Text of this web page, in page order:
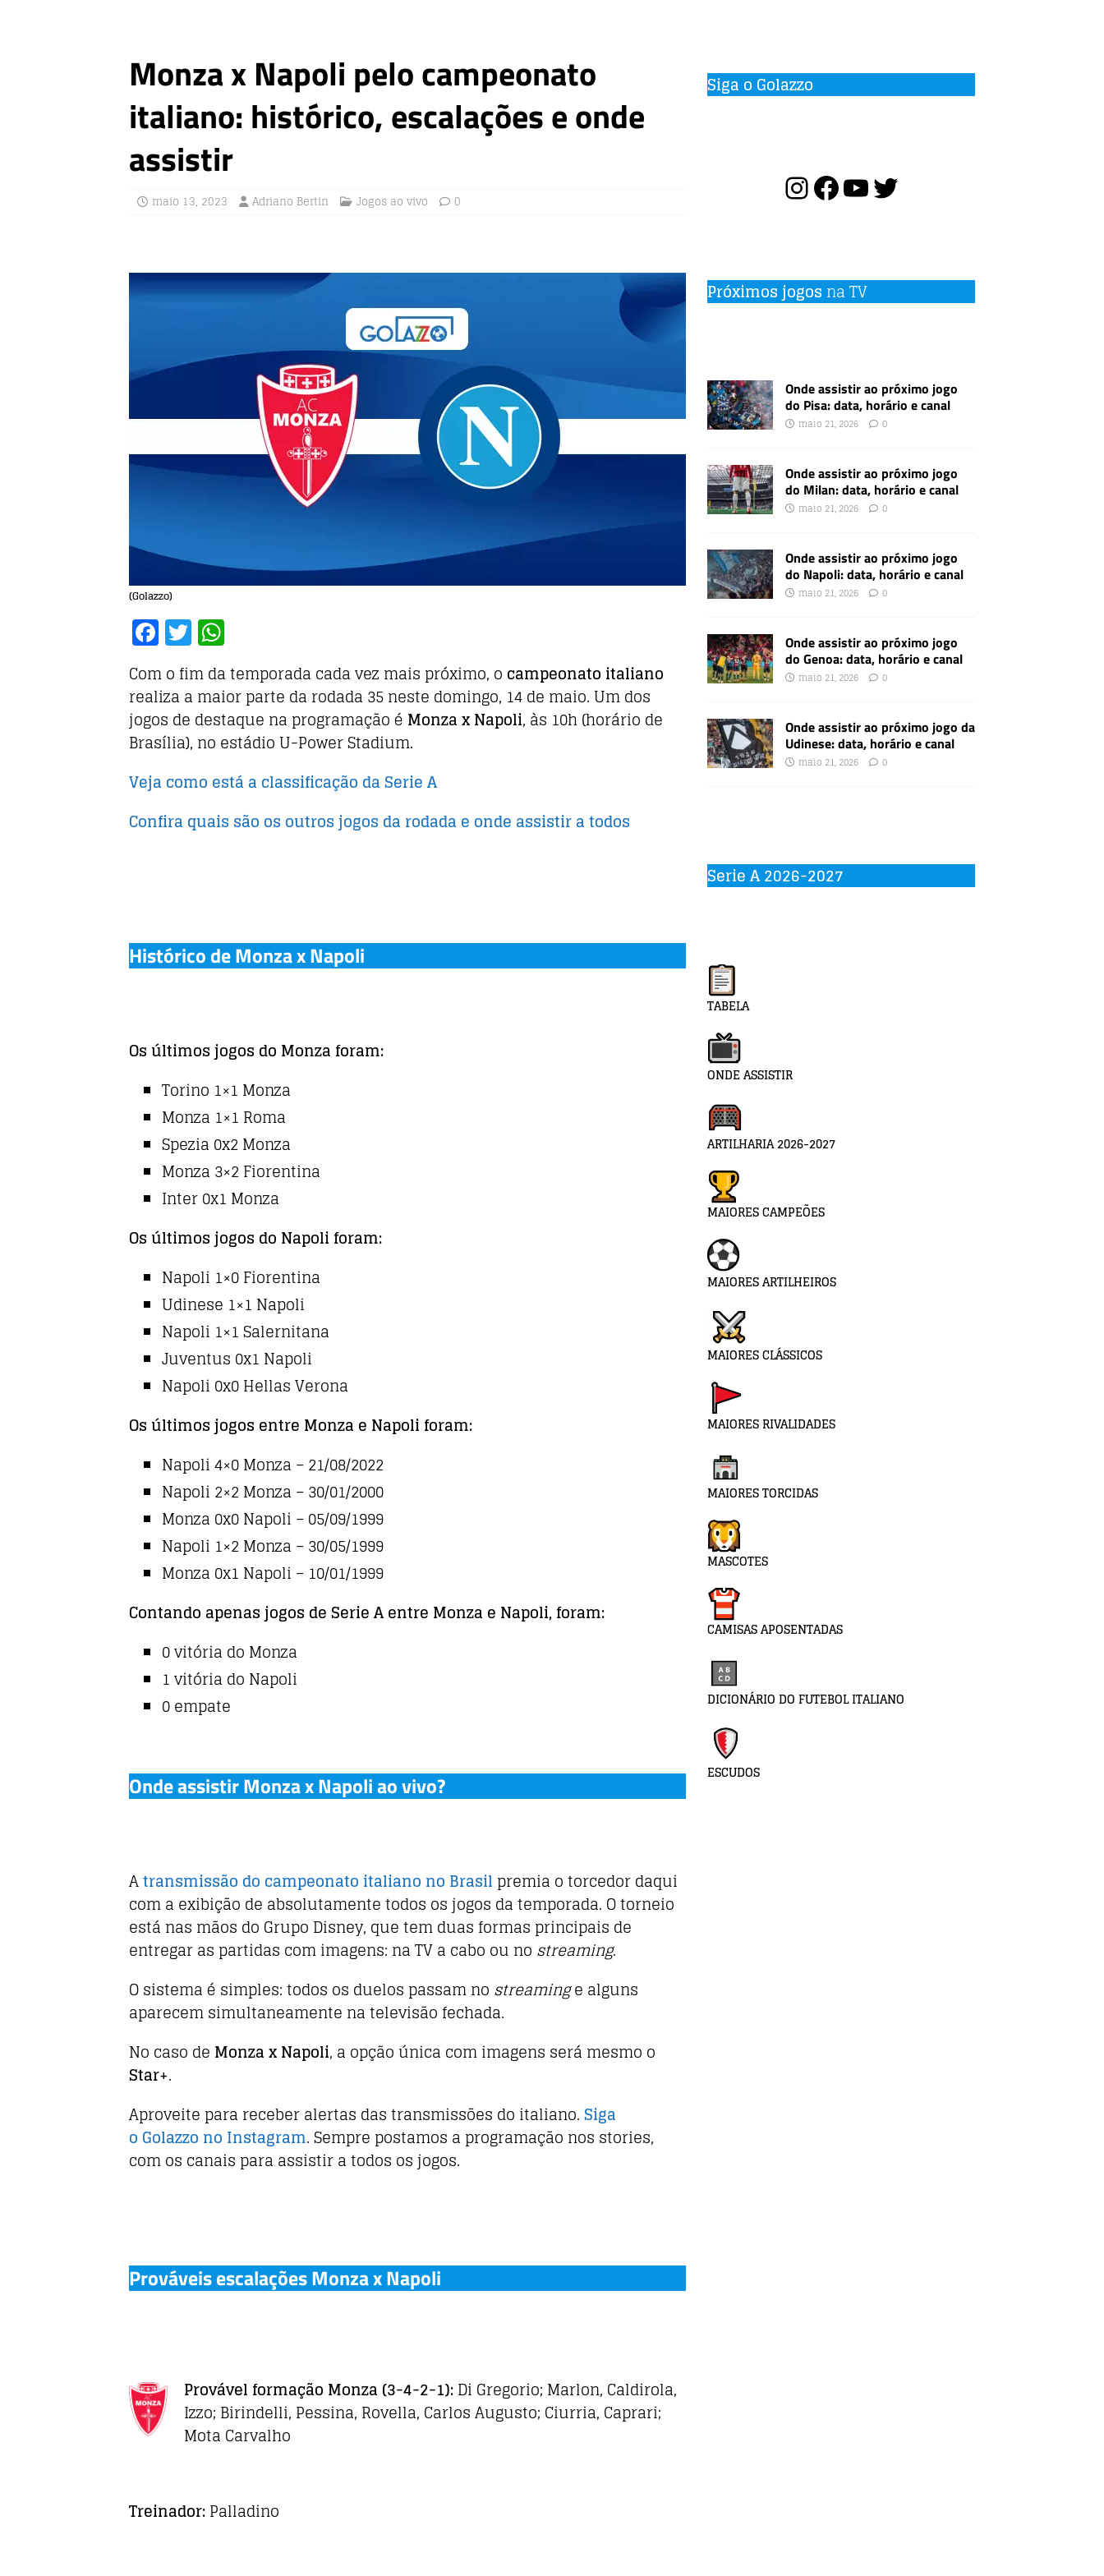
Monza x Napoli pelo campeonato
italiano: histórico, escalações e onde
assistir
maio 13, 2023 Adriano Bertin Jogos ao vivo 0
(Golazzo)
F
a
c
e
b
o
o
k
T
w
it
te
r
h
at
s
A
p
p
Com o fim da temporada cada vez mais próximo, o campeonato italiano
realiza a maior parte da rodada 35 neste domingo, 14 de maio. Um dos
jogos de destaque na programação é Monza x Napoli, às 10h (horário de
Brasília), no estádio U-Power Stadium.
Veja como está a classificação da Serie A
Confira quais são os outros jogos da rodada e onde assistir a todos
Histórico de Monza x Napoli
Os últimos jogos do Monza foram:
Torino 1×1 Monza
Monza 1×1 Roma
Spezia 0x2 Monza
Monza 3×2 Fiorentina
Inter 0x1 Monza
Os últimos jogos do Napoli foram:
Napoli 1×0 Fiorentina
Udinese 1×1 Napoli
Napoli 1×1 Salernitana
Juventus 0x1 Napoli
Napoli 0x0 Hellas Verona
Os últimos jogos entre Monza e Napoli foram:
Napoli 4×0 Monza – 21/08/2022
Napoli 2×2 Monza – 30/01/2000
Monza 0x0 Napoli – 05/09/1999
Napoli 1×2 Monza – 30/05/1999
Monza 0x1 Napoli – 10/01/1999
Contando apenas jogos de Serie A entre Monza e Napoli, foram:
0 vitória do Monza
1 vitória do Napoli
0 empate
Onde assistir Monza x Napoli ao vivo?
Atransmissão do campeonato italiano no Brasil premia o torcedor daqui
com a exibição de absolutamente todos os jogos da temporada. O torneio
está nas mãos do Grupo Disney, que tem duas formas principais de
entregar as partidas com imagens: na TV a cabo ou no streaming.
O sistema é simples: todos os duelos passam no streaminge alguns
aparecem simultaneamente na televisão fechada.
No caso de Monza x Napoli, a opção única com imagens será mesmo o
Star+.
Aproveite para receber alertas das transmissões do italiano.Siga
o Golazzo no Instagram. Sempre postamos a programação nos stories,
com os canais para assistir a todos os jogos.
Prováveis escalações Monza x Napoli
Provável formação Monza (3-4-2-1):Di Gregorio; Marlon, Caldirola,
Izzo; Birindelli, Pessina, Rovella, Carlos Augusto; Ciurria, Caprari;
Mota Carvalho
Treinador:Palladino
Siga o Golazzo
Próximos jogos na TV
Onde assistir ao próximo jogo
do Pisa: data, horário e canal
maio 21, 2026 0
Onde assistir ao próximo jogo
do Milan: data, horário e canal
maio 21, 2026 0
Onde assistir ao próximo jogo
do Napoli: data, horário e canal
maio 21, 2026 0
Onde assistir ao próximo jogo
do Genoa: data, horário e canal
maio 21, 2026 0
Onde assistir ao próximo jogo da
Udinese: data, horário e canal
maio 21, 2026 0
Serie A 2026-2027
TABELA
ONDE ASSISTIR
ARTILHARIA 2026-2027
MAIORES CAMPEÕES
MAIORES ARTILHEIROS
MAIORES CLÁSSICOS
MAIORES RIVALIDADES
MAIORES TORCIDAS
MASCOTES
CAMISAS APOSENTADAS
DICIONÁRIO DO FUTEBOL ITALIANO
ESCUDOS